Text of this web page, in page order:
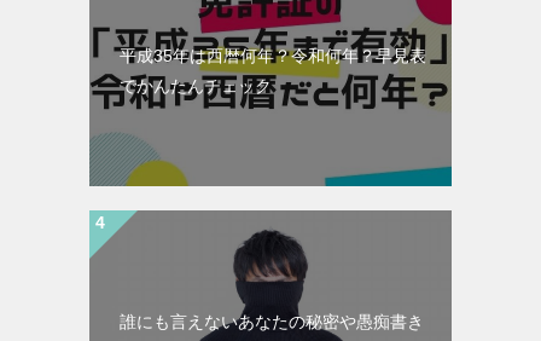
平成35年は西暦何年？令和何年？早見表
でかんたんチェック
誰にも言えないあなたの秘密や愚痴書き